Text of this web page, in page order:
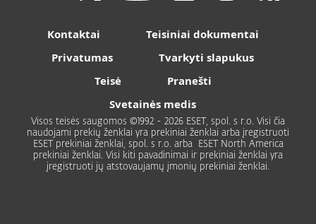
Kontaktai
Teisiniai dokumentai
Privatumas
Tvarkyti slapukus
Teisė
Pranešti
Svetainės medis
Visos teisės saugomos ©1992 - 2026 ESET, spol. s r.o. Visi čia
naudojami prekių ženklai yra prekiniai ženklai arba įregistruoti
ESET prekiniai ženklai, spol. s r.o. arba ESET North America
prekiniai ženklai. Visi kiti pavadinimai ir prekiniai ženklai yra
įregistruoti jų atstovaujamų įmonių prekiniai ženklai.